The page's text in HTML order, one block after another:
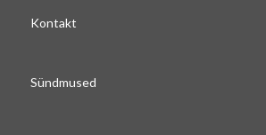
Kontakt
Sündmused